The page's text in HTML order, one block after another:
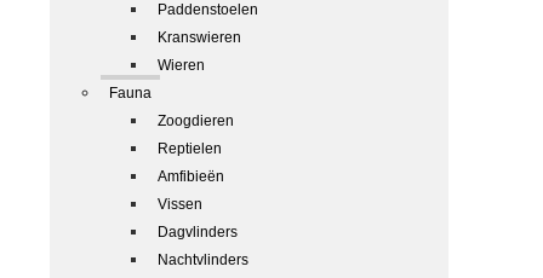
Paddenstoelen
Kranswieren
Wieren
Fauna
Zoogdieren
Reptielen
Amfibieën
Vissen
Dagvlinders
Nachtvlinders